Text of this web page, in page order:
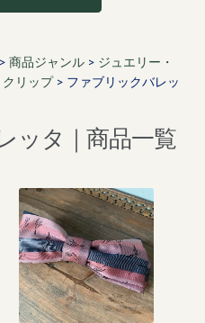
> 商品ジャンル> ジュエリー・
リップ> ファブリックバレッ
ッタ｜商品一覧